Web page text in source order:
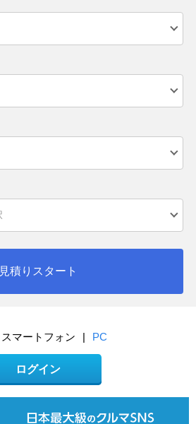
見積りスタート
スマートフォン | PC
ログイン